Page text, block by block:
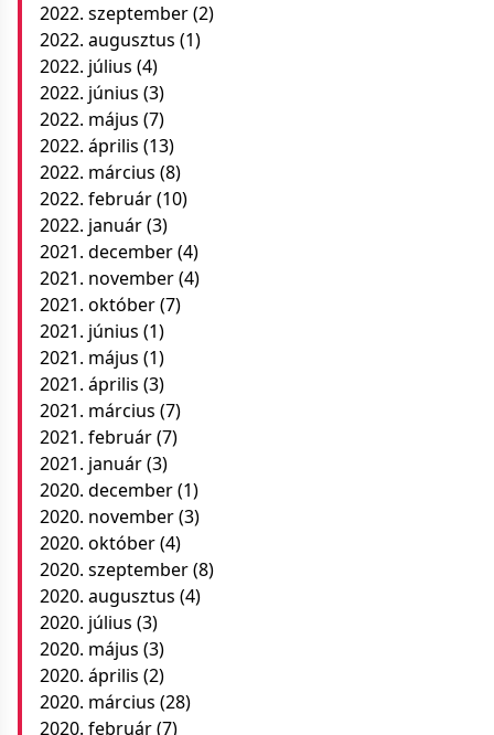
2022. szeptember(2)
2022. augusztus (1)
2022. július (4)
2022. június (3)
2022. május (7)
2022. április (13)
2022. március (8)
2022. február(10)
2022. január(3)
2021. december(4)
2021. november(4)
2021. október(7)
2021. június (1)
2021. május (1)
2021. április (3)
2021. március (7)
2021. február(7)
2021. január(3)
2020. december(1)
2020. november(3)
2020. október(4)
2020. szeptember(8)
2020. augusztus (4)
2020. július (3)
2020. május (3)
2020. április (2)
2020. március (28)
2020. február(7)